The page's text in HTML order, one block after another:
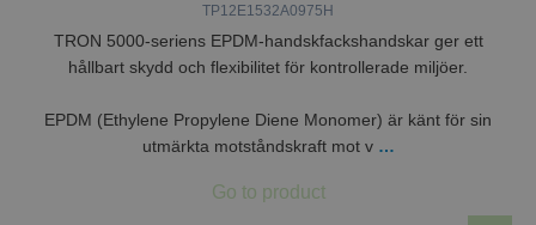
TP12E1532A0975H
TRON 5000-seriens EPDM-handskfackshandskar ger ett
hållbart skydd och flexibilitet för kontrollerade miljöer.
EPDM (Ethylene Propylene Diene Monomer) är känt för sin
utmärkta motståndskraft mot v …